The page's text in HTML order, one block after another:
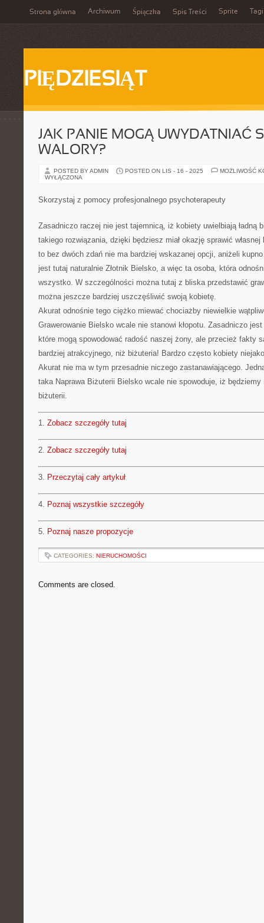
Strona główna Archiwum Śpiączka Spis Treści Sprite Tagi
PIĘDZIESIĄT
JAK PANIE MOGĄ UWYDATNIAĆ
WALORY?
POSTED BY ADMIN POSTED ON LIS - 16 - 2025
MOŻLIWOŚĆ
WYŁĄCZONA
Skorzystaj z pomocy profesjonalnego psychoterapeuty
Zasadniczo raczej nie jest tajemnicą, iż kobiety uwielbiają ładną
takiego rozwiązania, dzięki będziesz miał okazję sprawić
to bez dwóch zdań nie ma bardziej wskazanej opcji, aniżeli
jest tutaj naturalnie Złotnik Bielsko, a więc ta osoba, która
wszystko. W szczególności można tutaj z bliska przedstawić
można jeszcze bardziej uszczęśliwić swoją kobietę.
Akurat odnośnie tego ciężko miewać chociażby niewielkie
Grawerowanie Bielsko wcale nie stanowi kłopotu. Zasadniczo
które mogą spowodować radość naszej żony, ale przecież fakty
bardziej atrakcyjnego, niż biżuteria! Bardzo często kobiety
Akurat nie ma w tym przesadnie niczego zastanawiającego.
taka Naprawa Biżuterii Bielsko wcale nie spowoduje, iż
biżuterii.
1. Zobacz szczegóły tutaj
2. Zobacz szczegóły tutaj
3. Przeczytaj cały artykuł
4. Poznaj wszystkie szczegóły
5. Poznaj nasze propozycje
CATEGORIES: NIERUCHOMOŚCI
Comments are closed.